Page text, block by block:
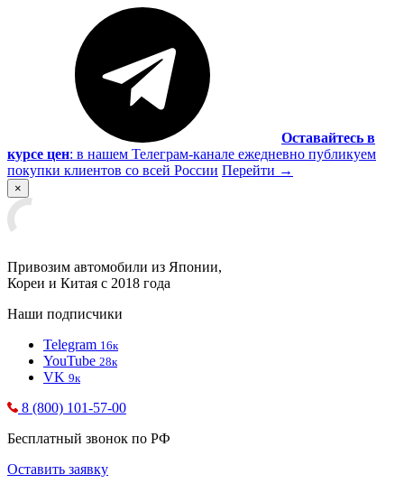
Оставайтесь в
курсе цен: в нашем Телеграм-канале ежедневно публикуем
покупки клиентов со всей России Перейти →
×
Привозим автомобили из Японии,
Кореи и Китая с 2018 года
Наши подписчики
Telegram 16к
YouTube 28к
VK 9к
8 (800) 101-57-00
Бесплатный звонок по РФ
Оставить заявку